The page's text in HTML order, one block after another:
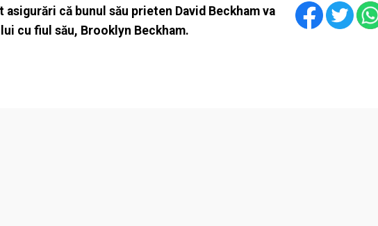
asigurări că bunul său prieten David Beckham va
cu fiul său, Brooklyn Beckham.